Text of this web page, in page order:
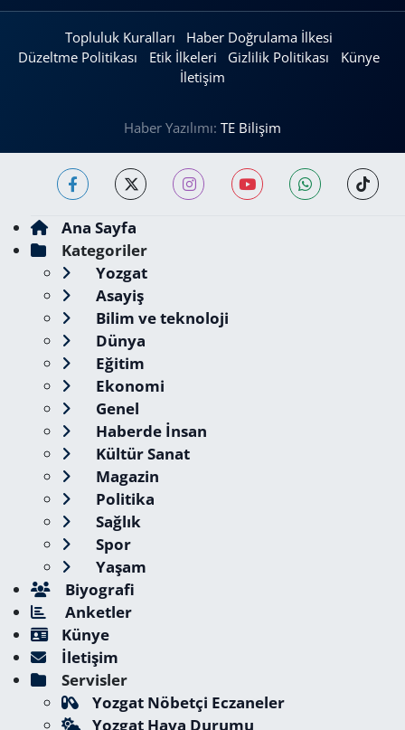
Topluluk Kuralları
Haber Doğrulama İlkesi
Düzeltme Politikası
Etik İlkeleri Gizlilik Politikası
Künye
İletişim
Haber Yazılımı: TE Bilişim
Ana Sayfa
Kategoriler
Yozgat
Asayiş
Bilim ve teknoloji
Dünya
Eğitim
Ekonomi
Genel
Haberde İnsan
Kültür Sanat
Magazin
Politika
Sağlık
Spor
Yaşam
Biyografi
Anketler
Künye
İletişim
Servisler
Yozgat Nöbetçi Eczaneler
Yozgat Hava Durumu